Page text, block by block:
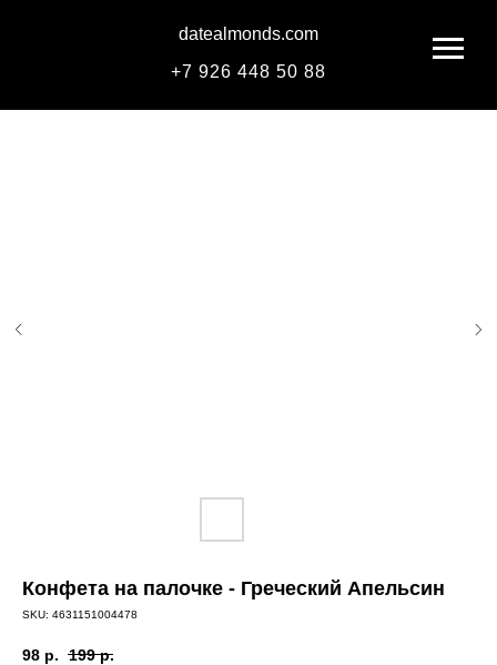
datealmonds.com
+7 926 448 50 88
Конфета на палочке - Греческий Апельсин
SKU: 4631151004478
98 р. 199 р.